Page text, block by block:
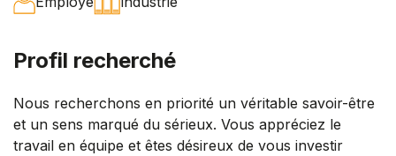
Profil recherché
Nous recherchons en priorité un véritable savoir-être
et un sens marqué du sérieux. Vous appréciez le
travail en équipe et êtes désireux de vous investir